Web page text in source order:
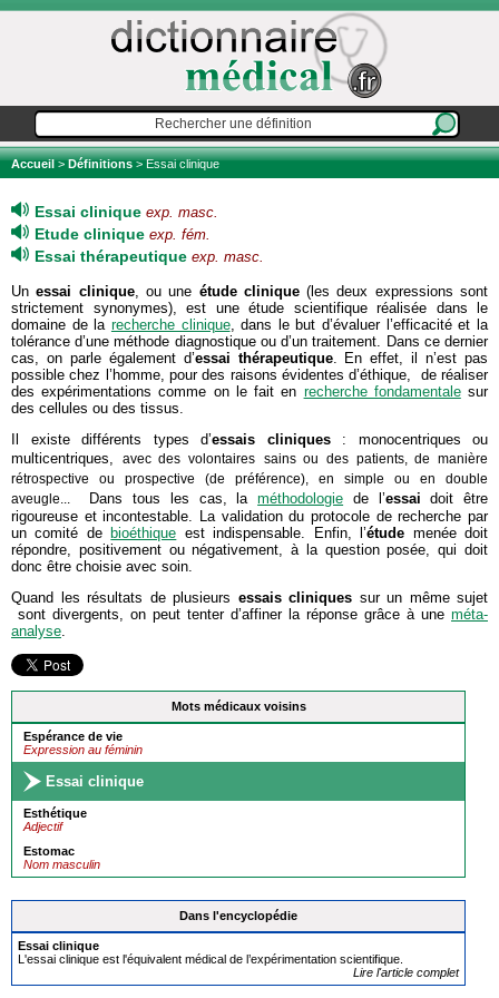
Accueil>Définitions> Essai clinique
Mots médicaux voisins
Espérance de vie
Expression au féminin
Essai clinique
Esthétique
Adjectif
Estomac
Nom masculin
Dans l'encyclopédie
Essai clinique
L'essai clinique est l'équivalent médical de l’expérimentation scientifique.
Lire l'article complet
Essai clinique exp. masc.
Etude clinique exp. fém.
Essai thérapeutique exp. masc.
Unessai clinique, ou une étude clinique(les deux expressions sont
strictement synonymes), est une étude scientifique réalisée dans le
domaine de la recherche clinique, dans le but d’évaluer l’efficacité et la
tolérance d’une méthode diagnostique ou d’un traitement. Dans ce dernier
cas, on parle également d’essai thérapeutique. En effet, il n’est pas
possible chez l’homme, pour des raisons évidentes d’éthique, de réaliser
des expérimentations comme on le fait en recherche fondamentalesur
des cellules ou des tissus.
Il existe différents types d’essais cliniques: monocentriques ou
multicentriques, avec des volontaires sains ou des patients, de manière
rétrospective ou prospective (de préférence), en simple ou en double
aveugle...
Dans tous les cas, laméthodologie de l’essai doit être
rigoureuse et incontestable. La validation du protocole de recherche par
un comité de bioéthique est indispensable. Enfin, l’étude menée doit
répondre, positivement ou négativement, à la question posée, qui doit
donc être choisie avec soin.
Quand les résultats de plusieurs essais cliniques sur un même sujet
sont divergents, on peut tenter d’affiner la réponse grâce à une méta-
analyse.